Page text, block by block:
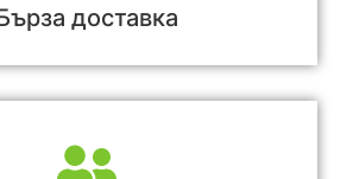
доставка